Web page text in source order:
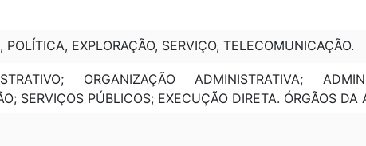
POLÍTICA, EXPLORAÇÃO, SERVIÇO, TELECOMUNICAÇÃO.
ORGANIZAÇÃO ADMINISTRATIVA;
SERVIÇOS PÚBLICOS; EXECUÇÃO DIRETA. ÓRGÃOS DA